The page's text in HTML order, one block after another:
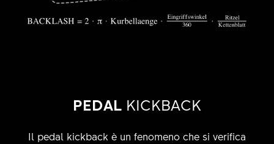
PEDALKICKBACK
Il pedal kickback è un fenomeno che si verifica